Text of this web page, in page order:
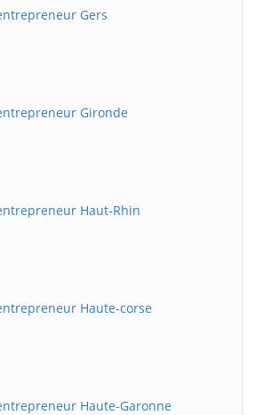
Gers
Gironde
Haut-Rhin
Haute-corse
Haute-Garonne